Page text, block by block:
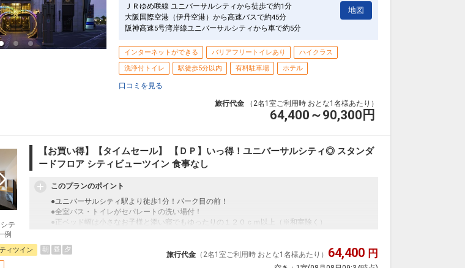
●ベビーベッド（0歳つかまり立ちをしないお子様に限る）・ベッドガード・おねしょシート無料
貸出！
※数に限りがございます。
※ご希望の場合は、ご予約時「お問合せ・ご要望等メモ欄｣、または予約後「マイページ」にベビ
ーベッド・ベッドガード・おねしょシート貸出しご希望の旨、ご入力ください。
●バスルームにお子様用踏み台をご用意（全室完備）
※ポイントは旅行代金に含まれます。
●「食事なしプラン」と「朝食付プラン」を掲載しています。
※ご覧のページがどちらかを【食事条件】の項目でご確認のうえ、予約にお進み下さい。
設定期間：2026年4月1日～2026年9月30日
ＪＲゆめ咲線 ユニバーサルシティから徒歩で約1分
大阪国際空港（伊丹空港）から高速バスで約45分
阪神高速5号湾岸線ユニバーサルシティから車で約5分
地図
インターネットができる バリアフリートイレあり
ハイクラス
洗浄付トイレ
駅徒歩5分以内 有料駐車場 ホテル
口コミを見る
旅行代金 （2名1室ご利用時 おとな1名様あたり）
64,400～90,300 円
テ
例
【お買い得】【タイムセール】 【ＤＰ】いっ得！ユニバーサルシティ◎ スタンダ
ードフロア シティビューツイン 食事なし
このプランのポイント
●ユニバーサルシティ駅より徒歩1分！パーク目の前！
●全室バス・トイレがセパレートの洗い場付！
●正ベッド幅は小さなお子様と添い寝でもゆったりの１２０ｃｍ以上（※和室除く）
おすすめポイント【１】
ィツイン 朝 昼 夕
旅行代金 （2名1室ご利用時 おとな1名様あたり） 64,400 円